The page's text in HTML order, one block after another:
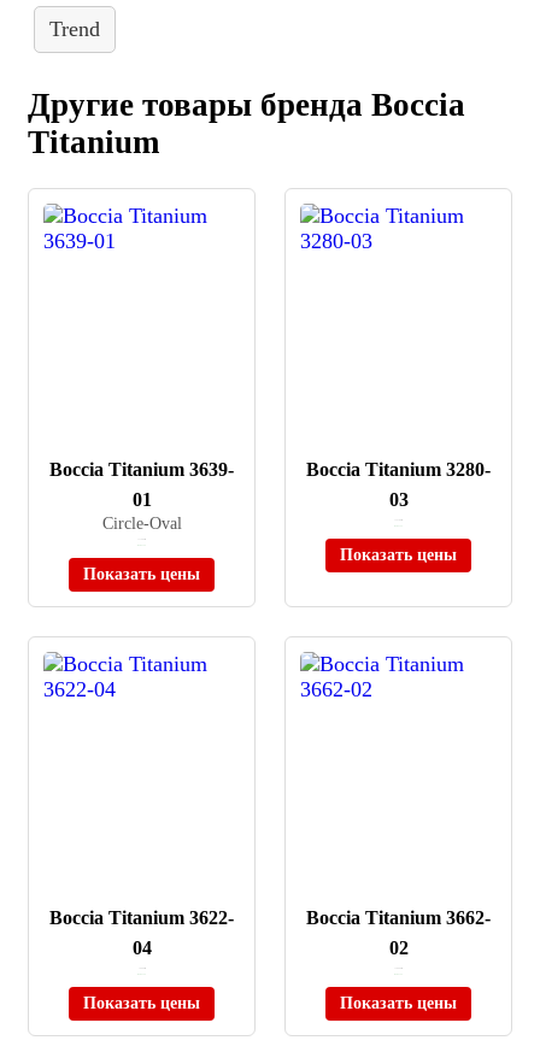
Trend
Другие товары бренда Boccia
Titanium
Boccia Titanium 3639-
01
Circle-Oval
Показать цены
Boccia Titanium 3280-
03
Показать цены
Boccia Titanium 3622-
04
Показать цены
Boccia Titanium 3662-
02
Показать цены